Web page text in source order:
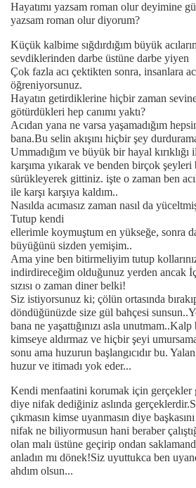
Hayatımı yazsam roman olur deyimine
yazsam roman olur diyorum?
Küçük kalbime sığdırdığım büyük
sevdiklerinden darbe üstüne darbe yiyen
Çok fazla acı çektikten sonra, insanlara
öğreniyorsunuz.
Hayatın getirdiklerine hiçbir zaman
götürdükleri hep canımı yaktı?
Acıdan yana ne varsa yaşamadığım
bana.Bu selin akışını hiçbir şey
Ummadığım ve büyük bir hayal kırıklığı
karşıma yıkarak ve benden birçok şeyleri
sürükleyerek gittiniz. işte o zaman ben
ile karşı karşıya kaldım..
Nasılda acımasız zaman nasıl da
Tutup kendi
ellerimle koymuştum en yükseğe, sonra
büyüğünü sizden yemişim..
Ama yine ben bitirmeliyim tutup
indirdireceğim olduğunuz yerden ancak
sızısı o zaman diner belki!
Siz istiyorsunuz ki; çölün ortasında
döndüğünüzde size gül bahçesi
bana ne yaşattığınızı asla unutmam..Kalp
kimseye aldırmaz ve hiçbir şeyi
sonu ama huzurun başlangıcıdır bu.
huzur ve itimadı yok eder...
Kendi menfaatini korumak için gerçekler
diye nifak dediğiniz aslında
çıkmasın kimse uyanmasın diye
nifak ne biliyormusun hani beraber
olan malı üstüne geçirip ondan
anladın mı dönek!Siz uyuttukca ben
ahdım olsun...